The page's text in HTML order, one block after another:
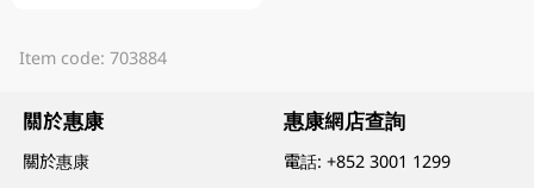
Item code: 703884
關於惠康
關於惠康
惠康網店查詢
電話:+852 3001 1299